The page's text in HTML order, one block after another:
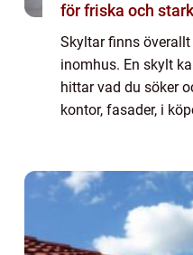
för friska och
Skyltar finns
inomhus. En skylt
hittar vad du söker
kontor, fasader, i